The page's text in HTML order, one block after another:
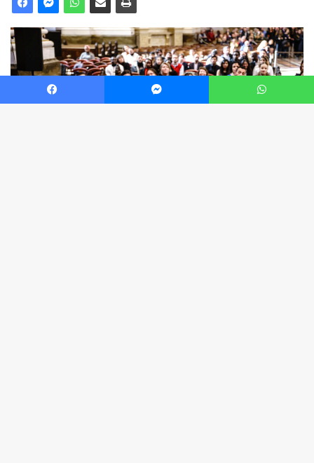
Facebook Messenger WhatsApp